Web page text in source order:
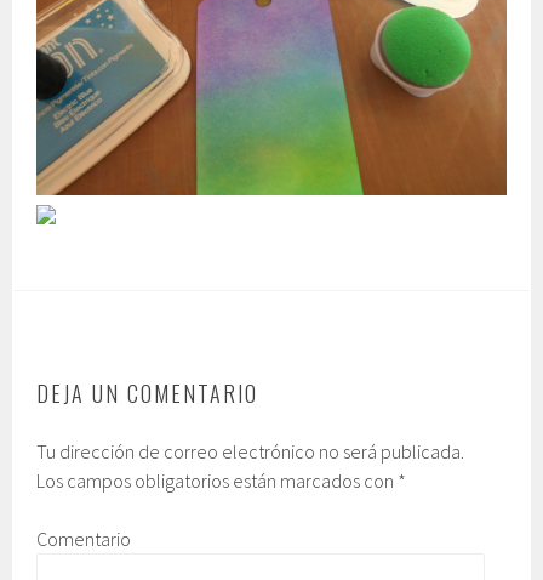
DEJA UN COMENTARIO
Tu dirección de correo electrónico no será publicada.
Los campos obligatorios están marcados con *
Comentario